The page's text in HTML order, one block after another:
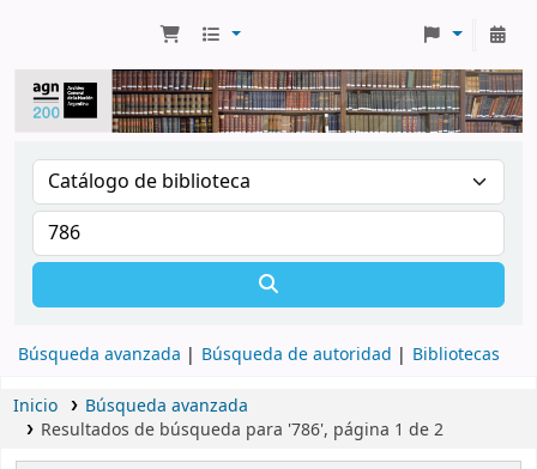
Búsqueda avanzada Búsqueda de autoridad Bibliotecas
Inicio
Búsqueda avanzada
Resultados de búsqueda para '786', página 1 de 2